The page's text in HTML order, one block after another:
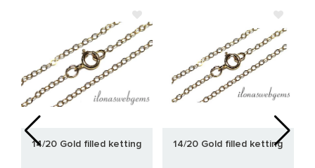
14/20 Gold filled ketting 14/20 Gold filled ketting